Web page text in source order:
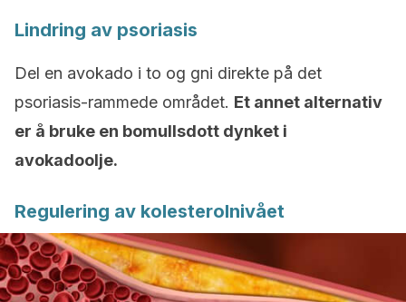
Lindring av psoriasis
Del en avokado i to og gni direkte på det
psoriasis-rammede området. Et annet alternativ
er å bruke en bomullsdott dynket i
avokadoolje.
Regulering av kolesterolnivået